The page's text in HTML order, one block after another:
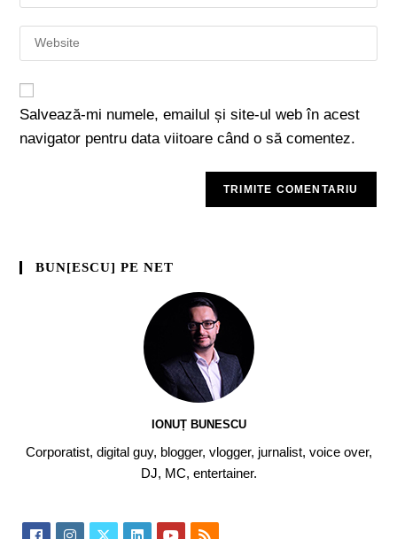
Salvează-mi numele, emailul și site-ul web în acest
navigator pentru data viitoare când o să comentez.
BUN[ESCU] PE NET
IONUȚ BUNESCU
Corporatist, digital guy, blogger, vlogger, jurnalist, voice over,
DJ, MC, entertainer.